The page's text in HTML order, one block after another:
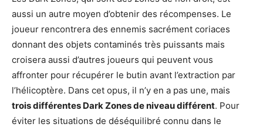
aussi un autre moyen d’obtenir des récompenses. Le
joueur rencontrera des ennemis sacrément coriaces
donnant des objets contaminés très puissants mais
croisera aussi d’autres joueurs qui peuvent vous
affronter pour récupérer le butin avant l’extraction par
l’hélicoptère. Dans cet opus, il n’y en a pas une, mais
trois différentes Dark Zones de niveau différent. Pour
éviter les situations de déséquilibré connu dans le